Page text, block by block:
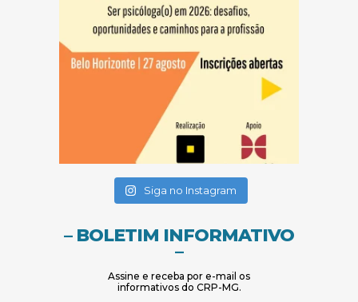
Siga no Instagram
– BOLETIM INFORMATIVO
–
Assine e receba por e-mail os
informativos do CRP-MG.